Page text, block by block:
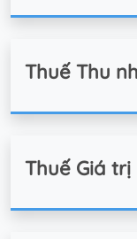
Thuế Thu
Thuế Giá